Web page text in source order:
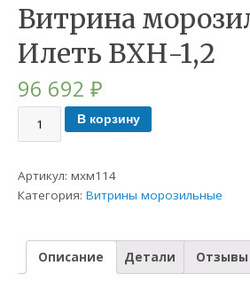
Витрина
Илеть ВХН-1,2
96 692₽
В корзину
Артикул:мхм114
Категория:Витрины морозильные
Описание Детали Отзывы